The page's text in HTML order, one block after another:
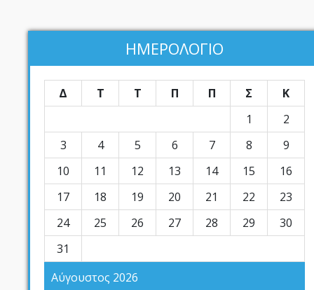
ΗΜΕΡΟΛΟΓΙΟ
Αύγουστος 2026
Δ Τ Τ Π Π Σ
Κ
1
2
3
4 5 6 7 8
9
10
11 12 13 14 15
16
17
18 19 20 21 22
23
24
25 26 27 28 29
30
31